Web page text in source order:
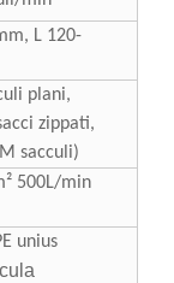
L 120-
plani,
zippati,
M sacculi)
500L/min
unius